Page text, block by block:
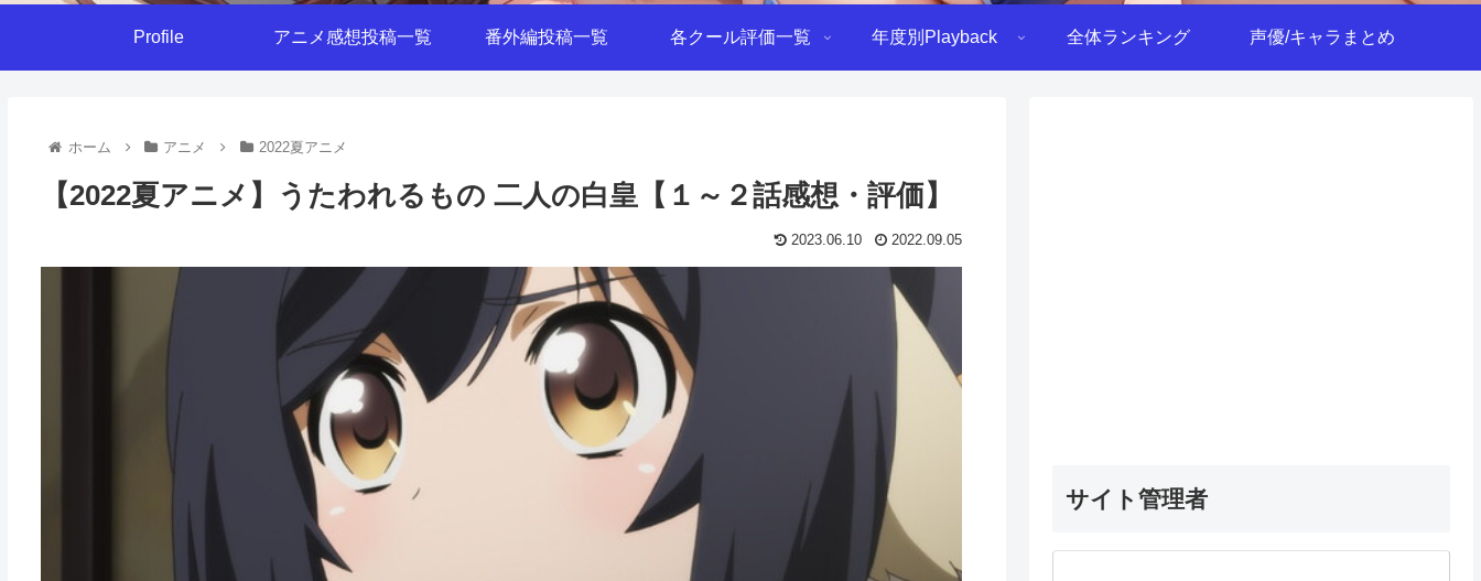
Profile アニメ感想投稿一覧 番外編投稿一覧 各クール評価一覧 年度別Playback 全体ランキング 声優/キャラまとめ
ホーム アニメ 2022夏アニメ
【2022夏アニメ】うたわれるもの 二人の白皇【１～２話感想・評価】
2023.06.10 2022.09.05
サイト管理者